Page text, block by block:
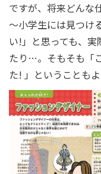
ですが、将来どんな
～小学生には見つけ
い!」と思っても、
たり…。そもそも「
た! 」ということも